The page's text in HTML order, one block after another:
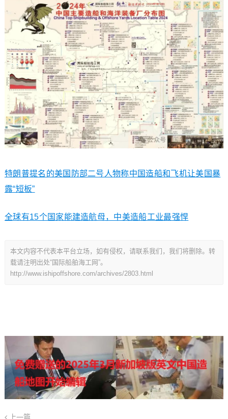
特朗普提名的美国防部二号人物称中国造船和飞机让美国暴
露“短板”
全球有15个国家能建造航母，中美造船工业最强悍
本文内容不代表本平台立场，如有侵权，请联系我们，我们将删除。转
载请注明出处“国际船舶海工网”。
http://www.ishipoffshore.com/archives/2803.html
上一篇